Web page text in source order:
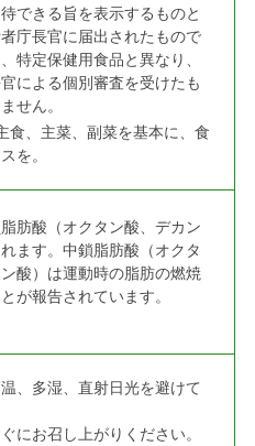
できる旨を表示するものと
庁長官に届出されたもので
特定保健用食品と異なり、
による個別審査を受けたも
せん。
食、主菜、副菜を基本に、食
を。
肪酸（オクタン酸、デカン
ます。中鎖脂肪酸（オクタ
酸）は運動時の脂肪の燃焼
が報告されています。
温、多湿、直射日光を避けて
にお召し上がりください。